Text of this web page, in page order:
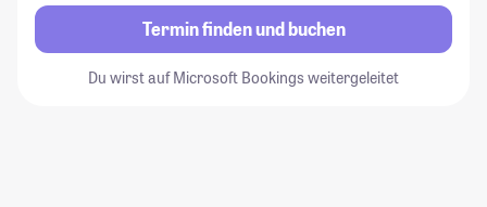
Termin finden und buchen
Du wirst auf Microsoft Bookings weitergeleitet